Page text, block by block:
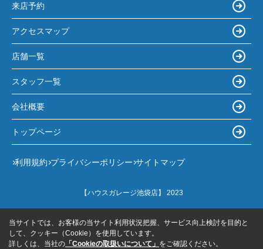
来店予約
アクセスマップ
店舗一覧
スタッフ一覧
会社概要
トップページ
利用規約 プライバシーポリシー サイトマップ
【ハウスガレージ池袋店】 2023
当サイトでは、お客様の当サイト利用状況把握、サービス向上検討を目的と
して、クッキー（Cookie）を使用しています。
詳しくは、当社の 「Cookieの取扱いについて」 をご確認ください。